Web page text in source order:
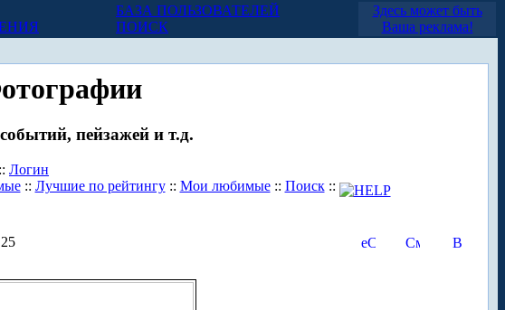
БАЗА ПОЛЬЗОВАТЕЛЕЙ
ПОИСК
Здесь может быть
Ваша реклама!
пейзажей и т.д.
:: Логин
:: Лучшие по рейтингу:: Мои любимые:: Поиск::